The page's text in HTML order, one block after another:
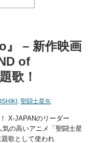
』 – 新作映画
of
歌！
, 聖闘士星矢
X-JAPANのリーダー
の高いアニメ「聖闘士星
歌として使われ